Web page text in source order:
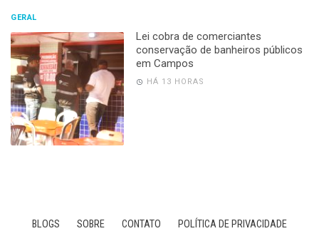
GERAL
Lei cobra de comerciantes
conservação de banheiros públicos
em Campos
HÁ 13 HORAS
BLOGS SOBRE CONTATO POLÍTICA DE PRIVACIDADE